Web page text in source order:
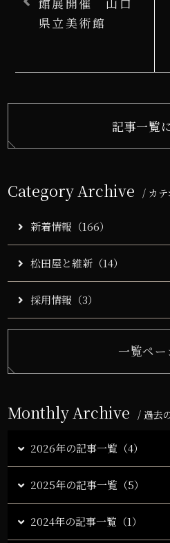
館展開催 山口
県立美術館
記事一覧
Category Archive / カテ
新着情報（166）
松田屋と維新（14）
採用情報（3）
一覧ペー
Monthly Archive / 過去
2026年の記事一覧（4）
2025年の記事一覧（5）
2024年の記事一覧（1）